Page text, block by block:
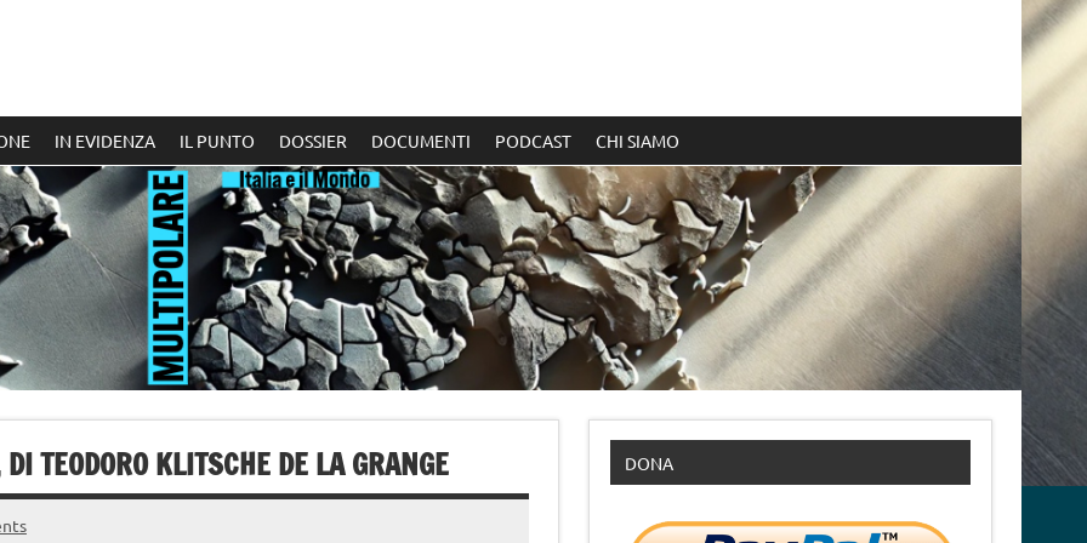
IN EVIDENZA IL PUNTO DOSSIER DOCUMENTI PODCAST CHI SIAMO
TEODORO KLITSCHE DE LA GRANGE DONA